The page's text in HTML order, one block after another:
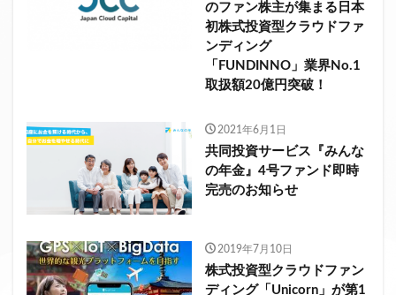
のファン株主が集まる日本
初株式投資型クラウドファ
ンディング
「FUNDINNO」業界No.1
取扱額20億円突破！
2021年6月1日
共同投資サービス『みんな
の年金』4号ファンド即時
完売のお知らせ
2019年7月10日
株式投資型クラウドファン
ディング「Unicorn」が第1